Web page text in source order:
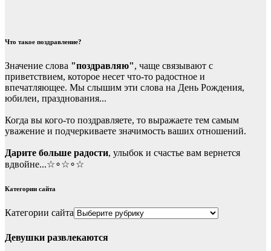
Что такое поздравление?
Значение слова "поздравляю", чаще связывают с
приветствием, которое несет что-то радостное и
впечатляющее. Мы слышим эти слова на День Рождения,
юбилеи, празднования...
Когда вы кого-то поздравляете, то выражаете тем самым
уважение и подчеркиваете значимость ваших отношений.
Дарите больше радости, улыбок и счастье вам вернется
вдвойне...☆∘☆∘☆
Категории сайта
Категории сайта
Девушки развлекаются